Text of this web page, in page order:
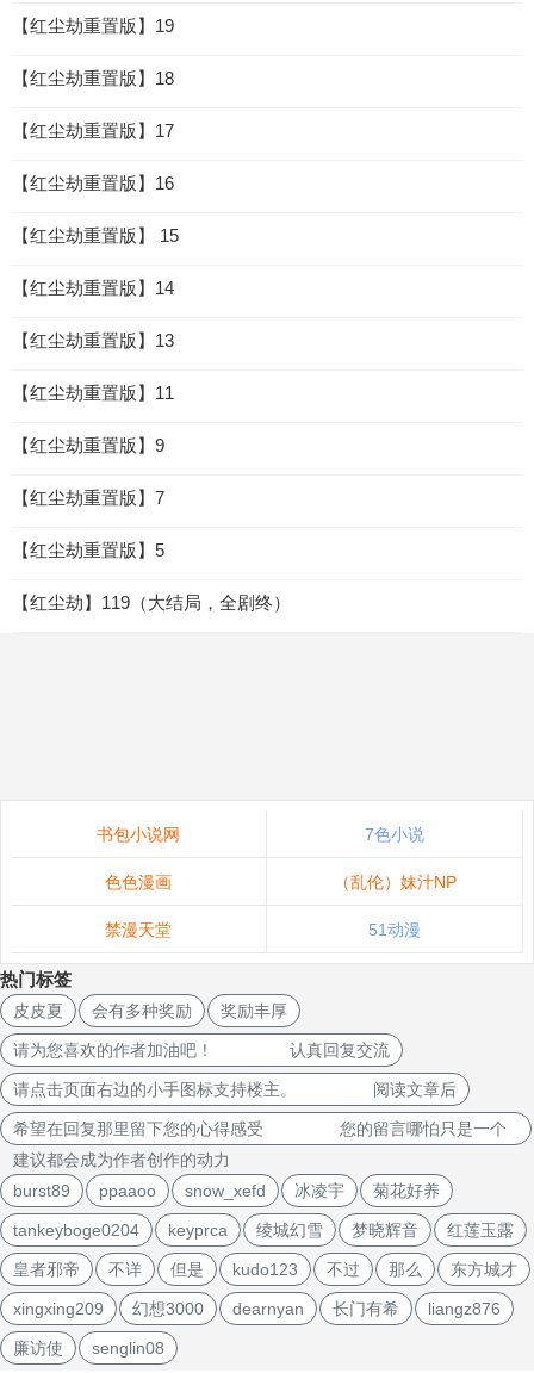
【红尘劫重置版】19
【红尘劫重置版】18
【红尘劫重置版】17
【红尘劫重置版】16
【红尘劫重置版】 15
【红尘劫重置版】14
【红尘劫重置版】13
【红尘劫重置版】11
【红尘劫重置版】9
【红尘劫重置版】7
【红尘劫重置版】5
【红尘劫】119（大结局，全剧终）
书包小说网 7色小说
色色漫画 （乱伦）妹汁NP
禁漫天堂 51动漫
热门标签
皮皮夏 会有多种奖励 奖励丰厚
请为您喜欢的作者加油吧！ 认真回复交流
请点击页面右边的小手图标支持楼主。 阅读文章后
希望在回复那里留下您的心得感受 您的留言哪怕只是一个
建议都会成为作者创作的动力
burst89
ppaaoo snow_xefd 冰凌宇 菊花好养
tankeyboge0204 keyprca 绫城幻雪 梦晓辉音 红莲玉露
皇者邪帝 不详 但是 kudo123 不过 那么 东方城才
xingxing209 幻想3000 dearnyan 长门有希 liangz876
廉访使 senglin08